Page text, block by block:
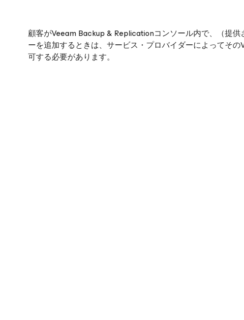
顧客がVeeam Backup & Replicationコンソール内で、（提
ーを追加するときは、サービス・プロバイダーによってそ
可する必要があります。